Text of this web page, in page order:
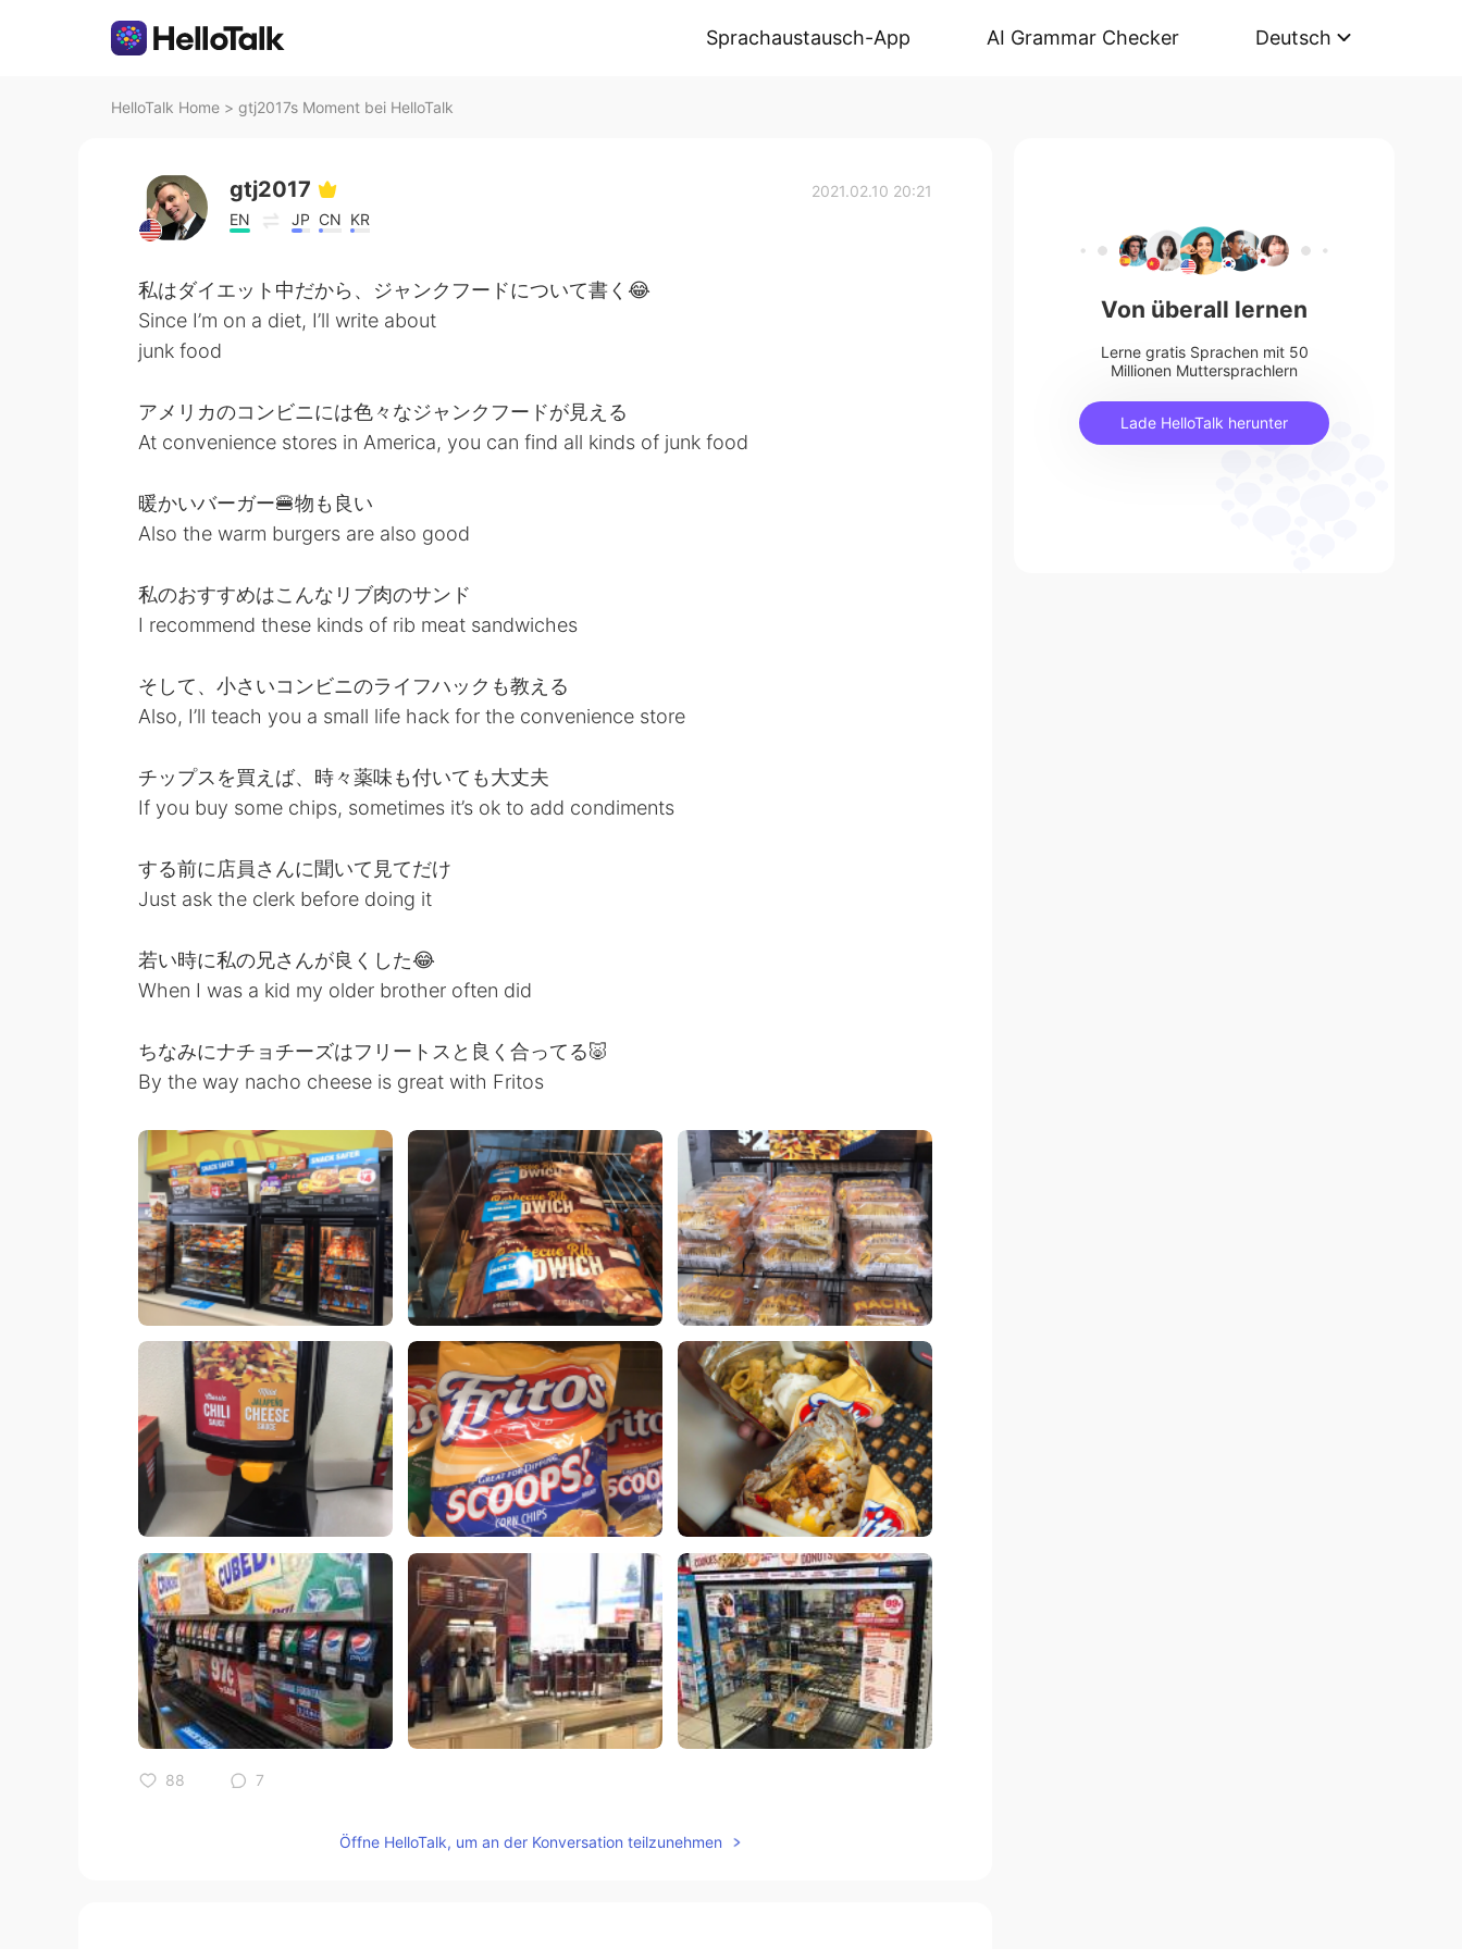
Sprachaustausch-App AI Grammar Checker Deutsch
HelloTalk Home > gtj2017s Moment bei HelloTalk
gtj2017
EN JP CN KR
2021.02.10 20:21
私はダイエット中だから、ジャンクフードについて書く😂
Since I’m on a diet, I’ll write about
junk food
アメリカのコンビニには色々なジャンクフードが見える
At convenience stores in America, you can find all kinds of junk food
暖かいバーガー🍔物も良い
Also the warm burgers are also good
私のおすすめはこんなリブ肉のサンド
I recommend these kinds of rib meat sandwiches
そして、小さいコンビニのライフハックも教える
Also, I’ll teach you a small life hack for the convenience store
チップスを買えば、時々薬味も付いても大丈夫
If you buy some chips, sometimes it’s ok to add condiments
する前に店員さんに聞いて見てだけ
Just ask the clerk before doing it
若い時に私の兄さんが良くした😂
When I was a kid my older brother often did
ちなみにナチョチーズはフリートスと良く合ってる🐷
By the way nacho cheese is great with Fritos
88 7
Öffne HelloTalk, um an der Konversation teilzunehmen
Von überall lernen
Lerne gratis Sprachen mit 50
Millionen Muttersprachlern
Lade HelloTalk herunter